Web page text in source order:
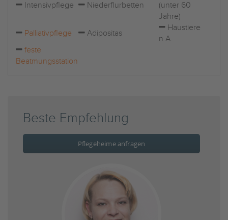
Intensivpflege Niederflurbetten
(unter 60
Jahre)
Palliativpflege
Adipositas
Haustiere
n.A.
feste
Beatmungsstation
Beste Empfehlung
Pflegeheime anfragen